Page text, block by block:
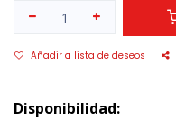
Añadir a lista de deseos
Disponibilidad: